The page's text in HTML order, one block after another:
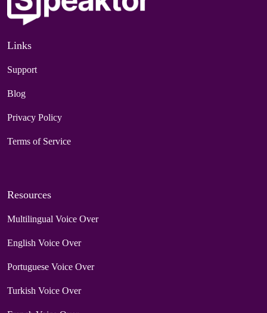
Links
Support
Blog
Privacy Policy
Terms of Service
Resources
Multilingual Voice Over
English Voice Over
Portuguese Voice Over
Turkish Voice Over